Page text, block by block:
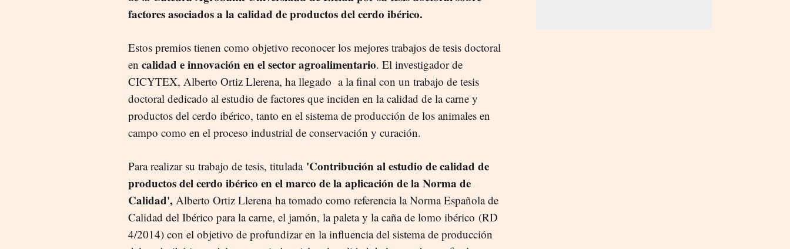
factores asociados a la calidad de productos del cerdo ibérico.
Estos premios tienen como objetivo reconocer los mejores trabajos de tesis doctoral
en calidad e innovación en el sector agroalimentario. El investigador de
CICYTEX, Alberto Ortiz Llerena, ha llegado a la final con un trabajo de tesis
doctoral dedicado al estudio de factores que inciden en la calidad de la carne y
productos del cerdo ibérico, tanto en el sistema de producción de los animales en
campo como en el proceso industrial de conservación y curación.
Para realizar su trabajo de tesis, titulada 'Contribución al estudio de calidad de
productos del cerdo ibérico en el marco de la aplicación de la Norma de
Calidad', Alberto Ortiz Llerena ha tomado como referencia la Norma Española de
Calidad del Ibérico para la carne, el jamón, la paleta y la caña de lomo ibérico (RD
4/2014) con el objetivo de profundizar en la influencia del sistema de producción